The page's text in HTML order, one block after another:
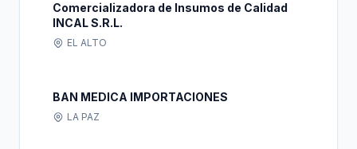
Comercializadora de Insumos de Calidad
INCAL S.R.L.
EL ALTO
BAN MEDICA IMPORTACIONES
LA PAZ